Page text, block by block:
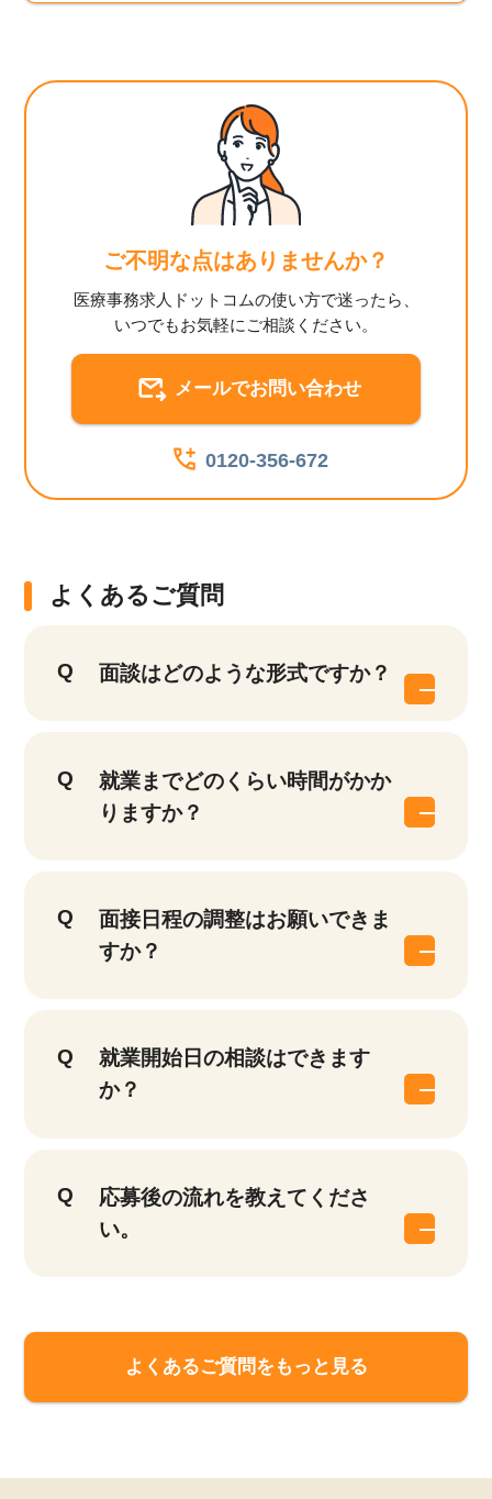
ご不明な点はありませんか？
医療事務求人ドットコムの使い方で迷ったら、
いつでもお気軽にご相談ください。
メールでお問い合わせ
0120-356-672
よくあるご質問
面談はどのような形式ですか？
就業までどのくらい時間がかか
りますか？
面接日程の調整はお願いできま
すか？
就業開始日の相談はできます
か？
応募後の流れを教えてくださ
い。
よくあるご質問をもっと見る